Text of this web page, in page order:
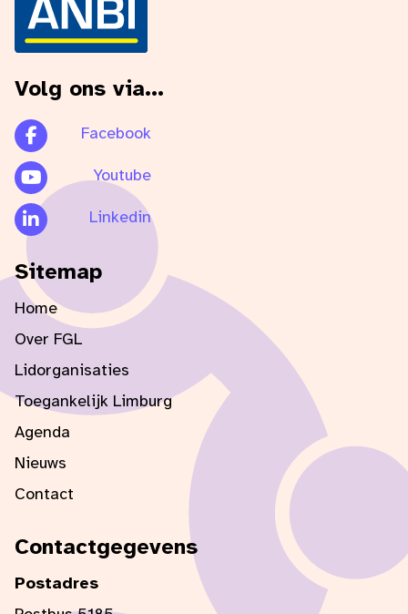
Sitemap
Home
Over FGL
Lidorganisaties
Toegankelijk Limburg
Agenda
Nieuws
Contact
Contactgegevens
Postadres
Volg ons via...
Facebook
Youtube
Linkedin